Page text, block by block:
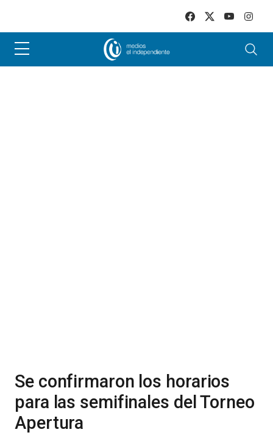
Se confirmaron los horarios
para las semifinales del Torneo
Apertura